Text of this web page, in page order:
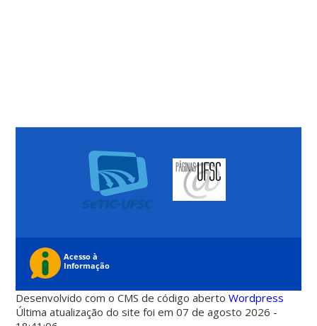
Desenvolvido com o CMS de código abertoWordpress
Última atualização do site foi em 07 de agosto 2026 -